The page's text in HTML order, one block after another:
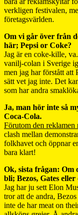
verkligen festivalen,
företagsvärlden.
Om vi går över från
här; Pepsi or Coke?
Jag är en coke-kille,
vanilj-colan i Sverige
men jag har förstått att
sätt vet jag inte. Det
som har andra
Ja, man hör inte så
Coca-Cola.
Förutom den
clash mellan
folkhavet och öppnar
bara klart!
Ok, sista frågan: Om
bli; Bezos, Gates
Jag har ju sett Elon
tror att de andra,
inte de har meat on